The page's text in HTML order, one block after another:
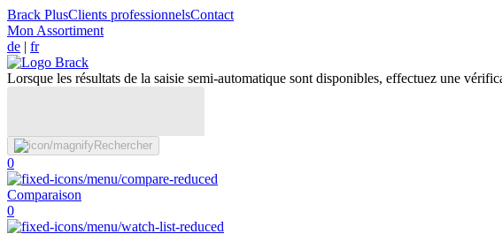
Brack PlusClients professionnelsContact
Mon Assortiment
de | fr
Lorsque les résultats de la saisie semi-automatique sont disponibles, effectuez une
Rechercher
0
Comparaison
0